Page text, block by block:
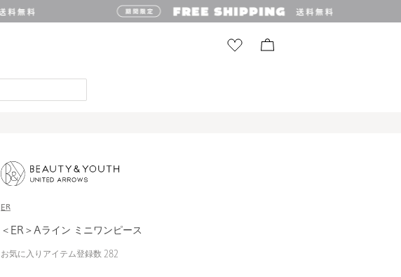
ER
＜ER＞Aライン ミニワンピース
お気に入りアイテム登録数 282